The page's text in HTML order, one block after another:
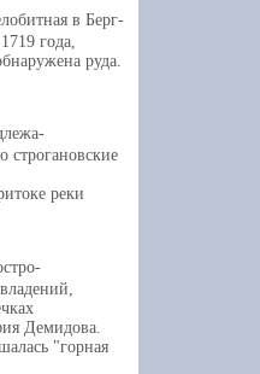
в Берг-
года,
руда.
реки
Демидова.
"горная